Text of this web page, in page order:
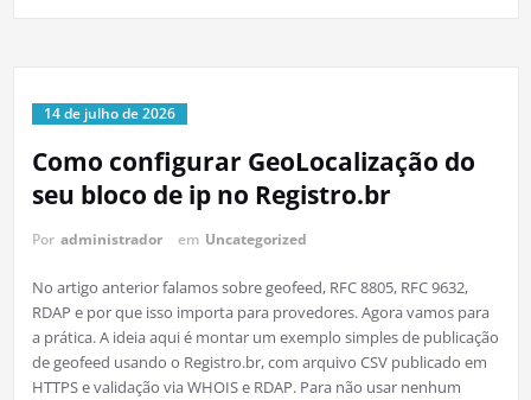
14 de julho de 2026
Como configurar GeoLocalização do
seu bloco de ip no Registro.br
Por administrador em Uncategorized
No artigo anterior falamos sobre geofeed, RFC 8805, RFC 9632,
RDAP e por que isso importa para provedores. Agora vamos para
a prática. A ideia aqui é montar um exemplo simples de publicação
de geofeed usando o Registro.br, com arquivo CSV publicado em
HTTPS e validação via WHOIS e RDAP. Para não usar nenhum